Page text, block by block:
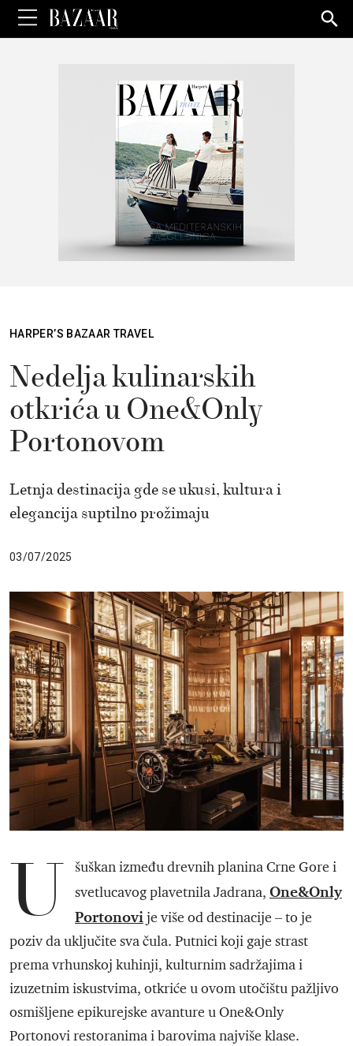
for:
HARPER’S BAZAAR TRAVEL
Nedelja kulinarskih
otkrića u One&Only
Portonovom
Letnja destinacija gde se ukusi, kultura i
elegancija suptilno prožimaju
03/07/2025
U
šuškan između drevnih planina Crne Gore i
svetlucavog plavetnila Jadrana, One&Only
Portonovi je više od destinacije – to je
poziv da uključite sva čula. Putnici koji gaje strast
prema vrhunskoj kuhinji, kulturnim sadržajima i
izuzetnim iskustvima, otkriće u ovom utočištu pažljivo
osmišljene epikurejske avanture u One&Only
Portonovi restoranima i barovima najviše klase.